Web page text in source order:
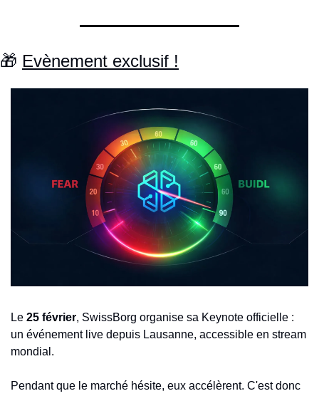
🎁 Evènement exclusif !
Le 25 février, SwissBorg organise sa Keynote officielle :
un événement live depuis Lausanne, accessible en stream
mondial.
Pendant que le marché hésite, eux accélèrent. C'est donc